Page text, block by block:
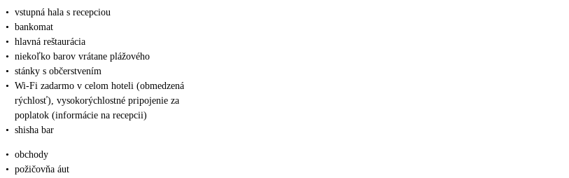
• vstupná hala s recepciou
• bankomat
• hlavná reštaurácia
• niekoľko barov vrátane plážového
• stánky s občerstvením
• Wi-Fi zadarmo v celom hoteli (obmedzená
rýchlosť), vysokorýchlostné pripojenie za
poplatok (informácie na recepcii)
• shisha bar
• obchody
• požičovňa áut